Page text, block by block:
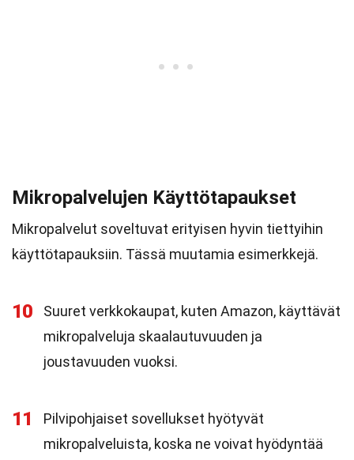
Mikropalvelujen Käyttötapaukset
Mikropalvelut soveltuvat erityisen hyvin tiettyihin
käyttötapauksiin. Tässä muutamia esimerkkejä.
10
Suuret verkkokaupat, kuten Amazon, käyttävät
mikropalveluja skaalautuvuuden ja
joustavuuden vuoksi.
11
Pilvipohjaiset sovellukset hyötyvät
mikropalveluista, koska ne voivat hyödyntää